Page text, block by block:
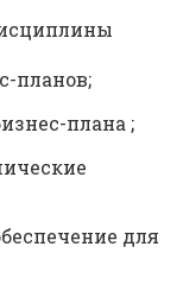
планов;
плана ;
для